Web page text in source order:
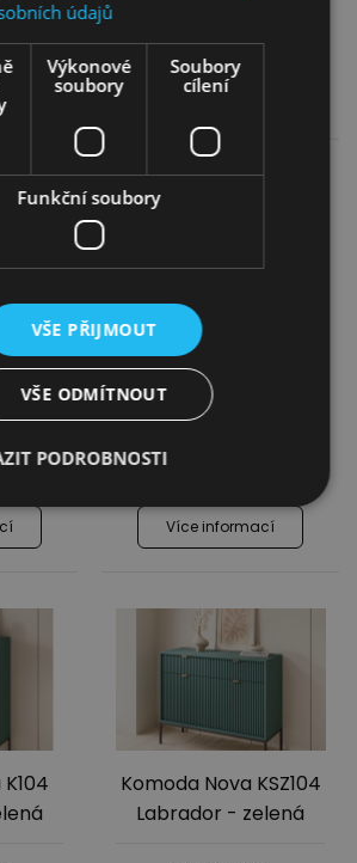
6 249,00Kč
Více informací
Komoda Nova KSZ154
- černá
7 129,00
Více informací
Komoda Nova KSZ104
Labrador - zelená
údajů
Výkonové
soubory
Soubory
cílení
Funkční soubory
VŠE PŘIJMOUT
VŠE ODMÍTNOUT
PODROBNOSTI